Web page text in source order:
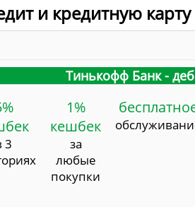
и кредитную
Тинькофф Банк -
3
1%
кешбек
за
любые
покупки